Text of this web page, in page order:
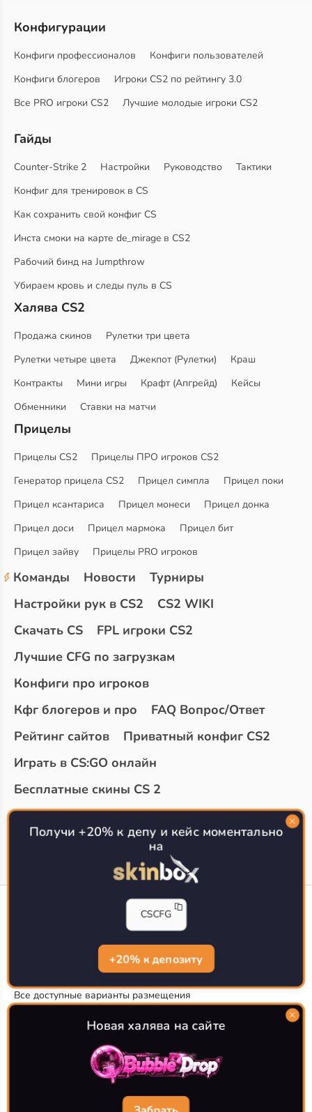
Конфигурации
Конфиги профессионалов
Конфиги пользователей
Конфиги блогеров
Игроки CS2 по рейтингу 3.0
Все PRO игроки CS2
Лучшие молодые игроки CS2
Гайды
Counter-Strike 2 Настройки Руководство
Тактики
Конфиг для тренировок в CS
Как сохранить свой конфиг CS
Инста смоки на карте de_mirage в CS2
Рабочий бинд на Jumpthrow
Убираем кровь и следы пуль в CS
Халява CS2
Продажа скинов
Рулетки три цвета
Рулетки четыре цвета
Джекпот (Рулетки)
Краш
Контракты
Мини игры Крафт (Апгрейд)
Кейсы
Обменники
Ставки на матчи
Прицелы
Прицелы CS2
Прицелы ПРО игроков CS2
Генератор прицела CS2
Прицел симпла
Прицел поки
Прицел ксантариса
Прицел монеси
Прицел донка
Прицел доси
Прицел мармока
Прицел бит
Прицел зайву
Прицелы PRO игроков
Команды Новости
Турниры
Настройки рук в CS2
CS2 WIKI
Скачать CS
FPL игроки CS2
Лучшие CFG по загрузкам
Конфиги про игроков
Кфг блогеров и про
FAQ Вопрос/Ответ
Рейтинг сайтов
Приватный конфиг CS2
Играть в CS:GO онлайн
Бесплатные скины CS 2
Топ сайтов с халявой КС 2
О проекте
CS-CONFIG.com © 2020-2026 г.
Политика конфиденциальности
РЕКЛАМА НА САЙТЕ
Все доступные варианты размещения
Согласие на обработку данных
О CS-CONFIG.COM
CFG pro CS 2 - именно это мы и размещаем на нашем
проекте, иными словами мы предоставляем пользователям
конфиги про игроков кс2. Также вы сможете
самостоятельно поделиться своими настройками с другими
Получи +20% к депу и кейс моментально
на
CSCFG
+20% к депозиту
Новая халява на сайте